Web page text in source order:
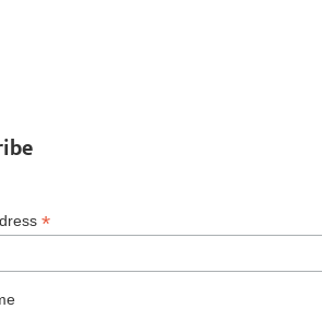
*